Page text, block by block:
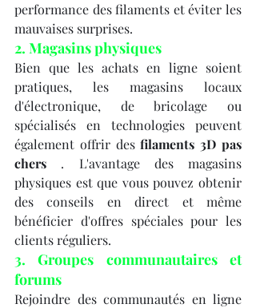
performance des filaments et éviter les
mauvaises surprises.
2. Magasins physiques
Bien que les achats en ligne soient
pratiques, les magasins locaux
d'électronique, de bricolage ou
spécialisés en technologies peuvent
également offrir des filaments 3D pas
chers . L'avantage des magasins
physiques est que vous pouvez obtenir
des conseils en direct et même
bénéficier d'offres spéciales pour les
clients réguliers.
3. Groupes communautaires et
forums
Rejoindre des communautés en ligne